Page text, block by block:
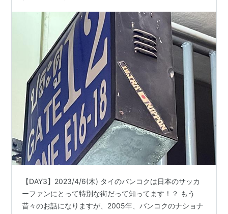
【DAY3】2023/4/6(木) タイのバンコクは日本のサッカ
ーファンにとって特別な街だって知ってます！？ もう
昔々のお話になりますが、2005年、バンコクのナショナ